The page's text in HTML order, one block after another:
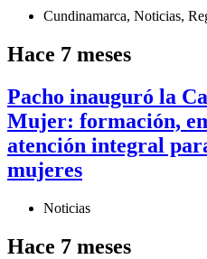
Cundinamarca, Noticias,
Hace 7 meses
Pacho inauguró la
Mujer: formación,
atención integral
mujeres
Noticias
Hace 7 meses